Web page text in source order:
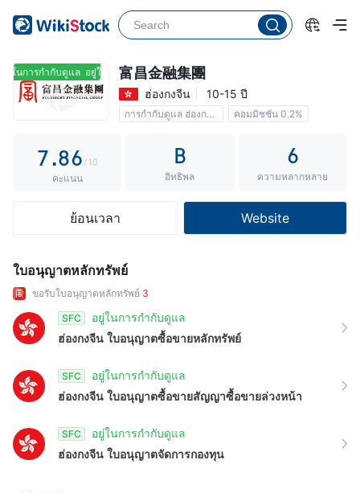
ในการกำกับดูแล อยู่ในการกำกับดูแล富昌金融集團
ฮ่องกงจีน 10-15 ปี
การกำกับดูแล ฮ่องกงจีน คอมมิชชัน 0.2%
2
4
5
7.
3
5
6
8
9
1
3
4
6
7
8
/10
คะแนน
B
อิทธิพล
6
ความหลากหลาย
ย้อนเวลา Website
ใบอนุญาตหลักทรัพย์
ขอรับใบอนุญาตหลักทรัพย์ 3
SFC
อยู่ในการกำกับดูแล
ฮ่องกงจีน ใบอนุญาตซื้อขายหลักทรัพย์
SFC
อยู่ในการกำกับดูแล
ฮ่องกงจีน ใบอนุญาตซื้อขายสัญญาซื้อขายล่วงหน้า
SFC
อยู่ในการกำกับดูแล
ฮ่องกงจีน ใบอนุญาตจัดการกองทุน